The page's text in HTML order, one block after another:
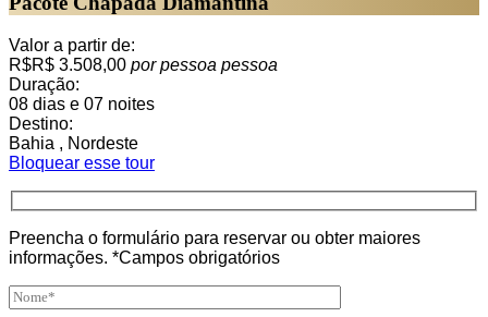
Valor a partir de:
R$R$ 3.508,00 por pessoa pessoa
Duração:
08 dias e 07 noites
Destino:
Bahia , Nordeste
Bloquear esse tour
Preencha o formulário para reservar ou obter maiores
informações. *Campos obrigatórios